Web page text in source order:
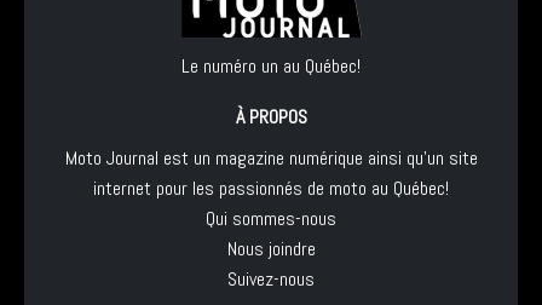
Le numéro un au Québec!
À PROPOS
Moto Journal est un magazine numérique ainsi qu'un site
internet pour les passionnés de moto au Québec!
Qui sommes-nous
Nous joindre
Suivez-nous